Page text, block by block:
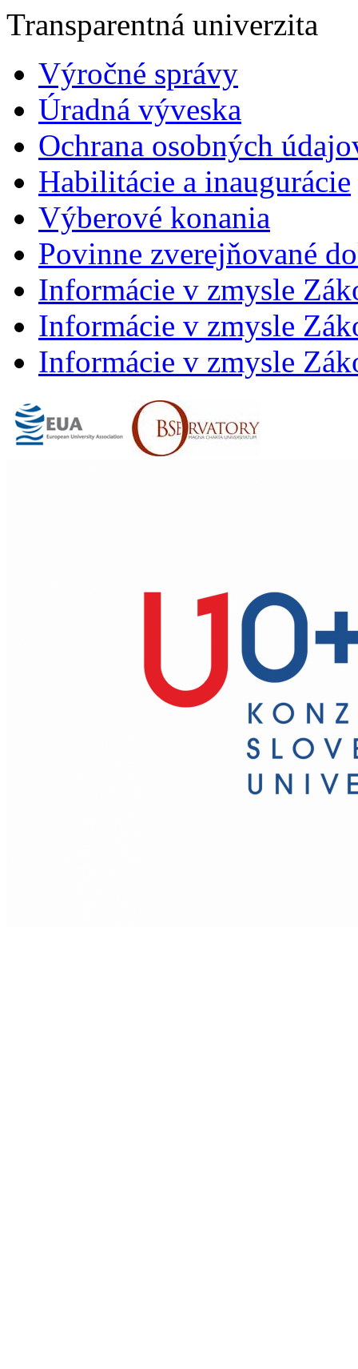
Transparentná univerzita
Výročné správy
Úradná výveska
Ochrana osobných
Habilitácie a inaugurácie
Výberové konania
Povinne zverejňované
Informácie v zmysle
Informácie v zmysle
Informácie v zmysle